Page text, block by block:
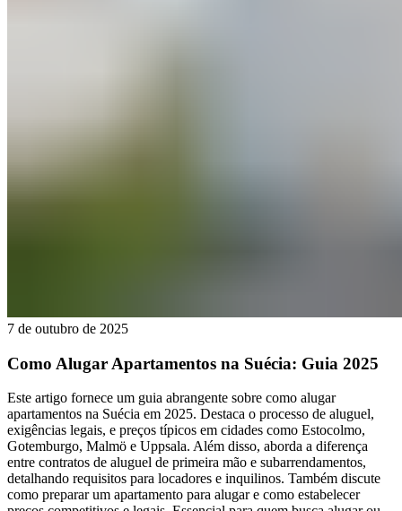
7 de outubro de 2025
Como Alugar Apartamentos na Suécia: Guia 2025
Este artigo fornece um guia abrangente sobre como alugar
apartamentos na Suécia em 2025. Destaca o processo de aluguel,
exigências legais, e preços típicos em cidades como Estocolmo,
Gotemburgo, Malmö e Uppsala. Além disso, aborda a diferença
entre contratos de aluguel de primeira mão e subarrendamentos,
detalhando requisitos para locadores e inquilinos. Também discute
como preparar um apartamento para alugar e como estabelecer